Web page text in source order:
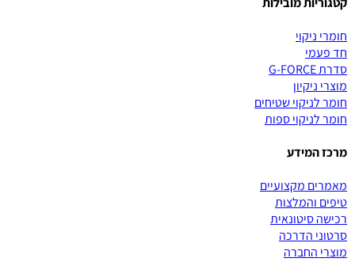
חומרי ניקוי
חד פעמי
סדרת G-FORCE
מוצרי ניקיון
חומר לניקוי שטיחים
חומר לניקוי ספות
מרכז המידע
מאמרים מקצועיים
טיפים והמלצות
רכישה סיטונאית
סרטוני הדרכה
מוצרי החברה